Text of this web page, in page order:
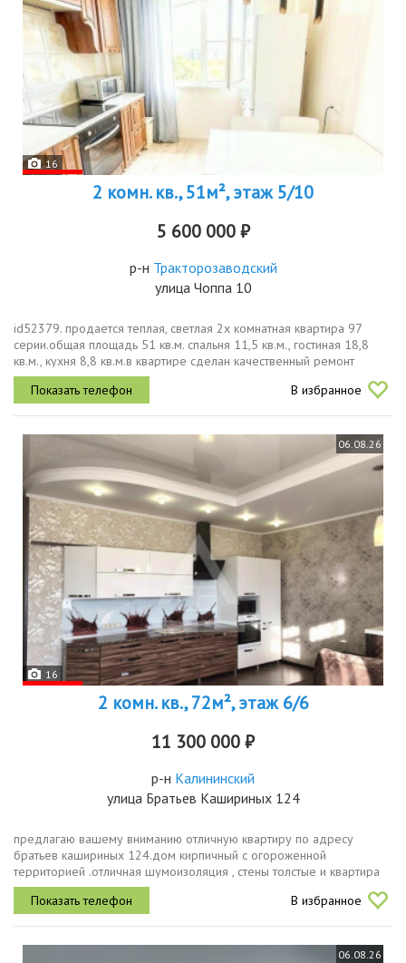
16
2 комн. кв., 51м², этаж 5/10
5 600 000 ₽
р-н Тракторозаводский
улица Чоппа 10
id52379. продается теплая, светлая 2х комнатная квартира 97
серии.общая площадь 51 кв.м. спальня 11,5 кв.м., гостиная 18,8
кв.м., кухня 8,8 кв.м.в квартире сделан качественный ремонт
натяжные потолки по всей квартире, линолеум 33 класса.туалет и...
В избранное
06.08.26
16
2 комн. кв., 72м², этаж 6/6
11 300 000 ₽
р-н Калининский
улица Братьев Кашириных 124
предлагаю вашему вниманию отличную квартиру по адресу
братьев кашириных 124.дом кирпичный с огороженной
территорией .отличная шумоизоляция , стены толстые и квартира
очень теплая .отличная локация до центра 10 минут . квартира
просторная с...
В избранное
06.08.26